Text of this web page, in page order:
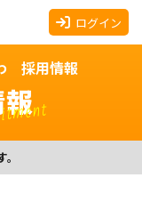
ログイン
採用情報
報